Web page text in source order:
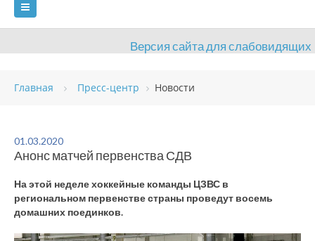
Версия сайта для слабовидящих
ГЛАВНАЯ
ВИДЫ СПОРТА
ОЦЕНКА КАЧЕСТВА ОБРАЗОВАНИЯ ВАКАНСИИ
Главная Пресс-центр Новости
01.03.2020
Анонс матчей первенства СДВ
На этой неделе хоккейные команды ЦЗВС в
региональном первенстве страны проведут восемь
домашних поединков.